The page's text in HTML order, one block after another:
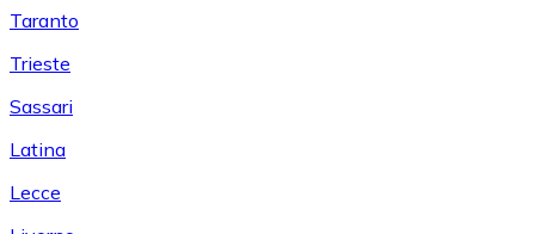
Taranto
Trieste
Sassari
Latina
Lecce